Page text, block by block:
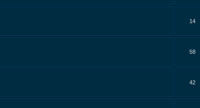
14
58
42